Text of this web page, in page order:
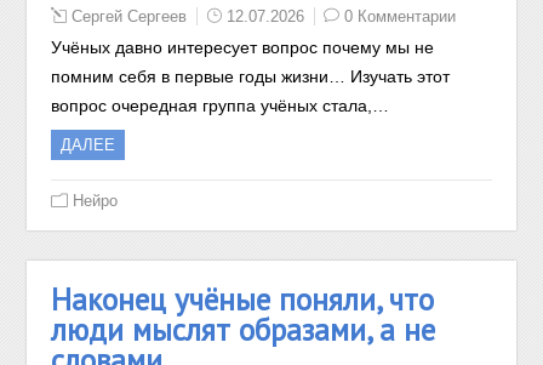
Сергей Сергеев 12.07.2026 0 Комментарии
Учёных давно интересует вопрос почему мы не
помним себя в первые годы жизни… Изучать этот
вопрос очередная группа учёных стала,…
ДАЛЕЕ
Нейро
Наконец учёные поняли, что
люди мыслят образами, а не